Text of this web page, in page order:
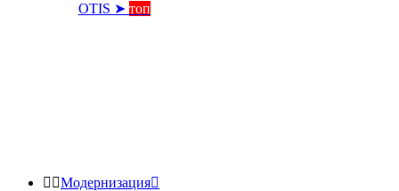
OTIS ➤ топ
 Модернизация